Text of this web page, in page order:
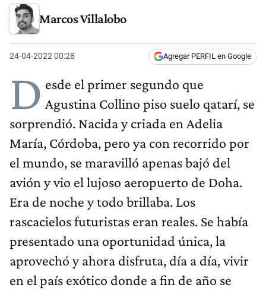
Marcos Villalobo
24-04-2022 00:28 Agregar PERFIL en Google
D esde el primer segundo que
Agustina Collino piso suelo qatarí, se
sorprendió. Nacida y criada en Adelia
María, Córdoba, pero ya con recorrido por
el mundo, se maravilló apenas bajó del
avión y vio el lujoso aeropuerto de Doha.
Era de noche y todo brillaba. Los
rascacielos futuristas eran reales. Se había
presentado una oportunidad única, la
aprovechó y ahora disfruta, día a día, vivir
en el país exótico donde a fin de año se